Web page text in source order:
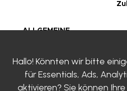
ALLGEMEINE
rechtliche Hinweise
Datenschutzrichtlinie
Zertifizierungen
Hallo! Könnten wir bitte
fürEssentials, Ads,
aktivieren? Sie können